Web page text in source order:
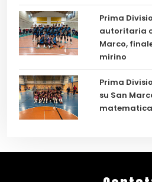
Prima
autoritaria
Marco,
mirino
Prima
su San
matematica